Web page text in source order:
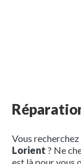
Vous
Lorient ? Ne